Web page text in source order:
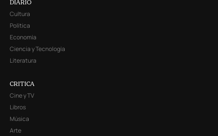
DIARIO
Cultura
Política
Economía
Ciencia y Tecnología
Literatura
CRITICA
Cine y TV
Libros
Música
Arte